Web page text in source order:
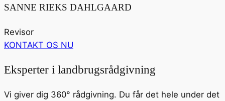
SANNE RIEKS DAHLGAARD
Revisor
KONTAKT OS NU
Eksperter i landbrugsrådgivning
Vi giver dig 360° rådgivning. Du får det hele under det